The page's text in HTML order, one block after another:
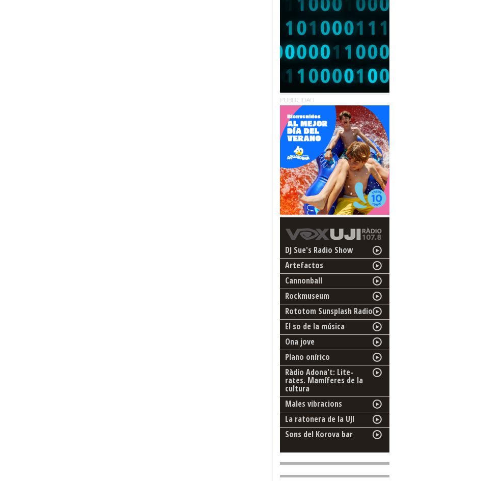
PUBLICIDAD
DJ Sue's Radio Show
Artefactos
Cannonball
Rockmuseum
Rototom Sunsplash Radio
El so de la música
Ona jove
Plano onírico
Ràdio Adona't: Lite-
rates. Mamíferes de la
cultura
Males vibracions
La ratonera de la UJI
Sons del Korova bar